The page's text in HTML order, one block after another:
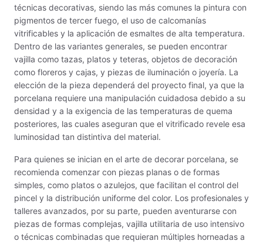
Kingtsugi
Ladrillos aislantes para horno
Lápices y rotuladores
Libros y Revistas
Maquinarias
Material de laboratorio
Materias primas
MAYCO BRUSHES
MAYCO CLASSIC CRACKLES
técnicas decorativas, siendo las más comunes la pintura con
pigmentos de tercer fuego, el uso de calcomanías
vitrificables y la aplicación de esmaltes de alta temperatura.
Dentro de las variantes generales, se pueden encontrar
vajilla como tazas, platos y teteras, objetos de decoración
como floreros y cajas, y piezas de iluminación o joyería. La
elección de la pieza dependerá del proyecto final, ya que la
porcelana requiere una manipulación cuidadosa debido a su
densidad y a la exigencia de las temperaturas de quema
posteriores, las cuales aseguran que el vitrificado revele esa
luminosidad tan distintiva del material.
Para quienes se inician en el arte de decorar porcelana, se
recomienda comenzar con piezas planas o de formas
simples, como platos o azulejos, que facilitan el control del
pincel y la distribución uniforme del color. Los profesionales y
talleres avanzados, por su parte, pueden aventurarse con
piezas de formas complejas, vajilla utilitaria de uso intensivo
o técnicas combinadas que requieran múltiples horneadas a